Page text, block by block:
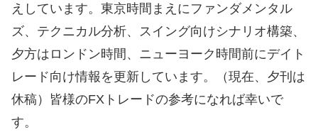
えしています。東京時間まえにファンダメンタル
ズ、テクニカル分析、スイング向けシナリオ構築、
夕方はロンドン時間、ニューヨーク時間前にデイト
レード向け情報を更新しています。（現在、夕刊は
休稿）皆様のFXトレードの参考になれば幸いで
す。